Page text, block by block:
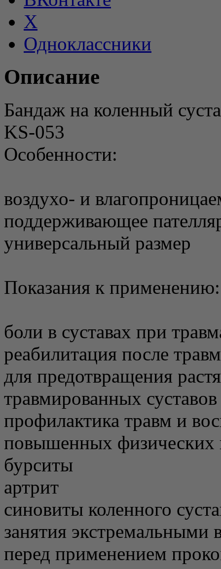
X
Одноклассники
Описание
Бандаж на коленный
KS-053
Особенности:
воздухо- и
поддерживающее
универсальный размер
Показания к применению:
боли в суставах при
реабилитация после
для предотвращения
травмированных суставов
профилактика травм и
повышенных физических
бурситы
артрит
синовиты коленного
занятия экстремальными
перед применением